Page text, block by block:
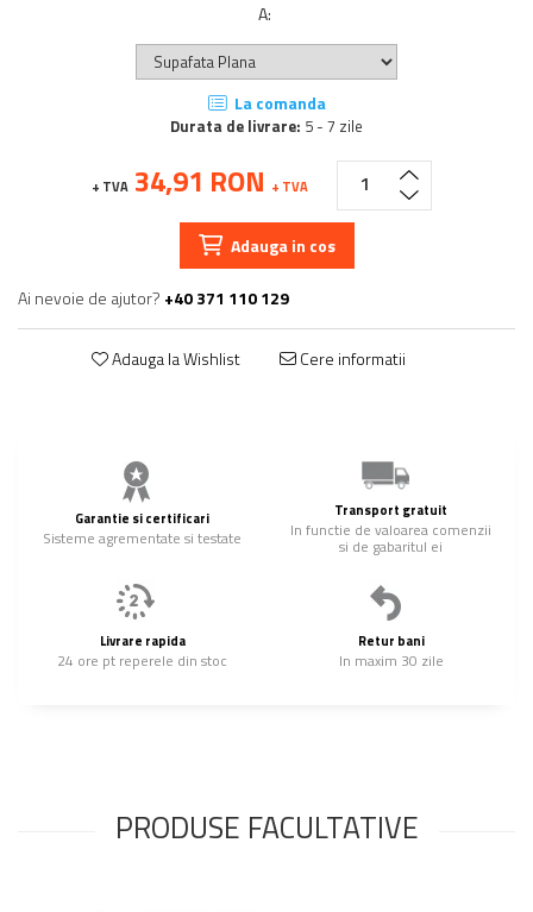
A:
La comanda
Durata de livrare: 5 - 7 zile
+ TVA 34,91 RON + TVA
Adauga in cos
Ai nevoie de ajutor? +40 371 110 129
Adauga la Wishlist Cere informatii
Garantie si certificari
Sisteme agrementate si testate
Transport gratuit
In functie de valoarea comenzii
si de gabaritul ei
Livrare rapida
24 ore pt reperele din stoc
Retur bani
In maxim 30 zile
PRODUSE FACULTATIVE